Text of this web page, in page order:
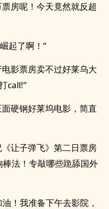
房呢！今天竟然就反超
起了啊！”
影票房卖不过好莱乌大
call!”
硬钢好莱坞电影，简直
让子弹飞》第二日票房
法！专敲哪些跪舔国外
！我准备下午去影院，